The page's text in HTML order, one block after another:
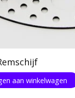
aan winkelwagen